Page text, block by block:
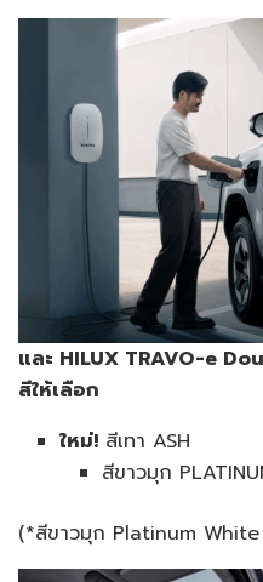
และ HILUX TRAVO-e
สีให้เลือก
ใหม่! สีเทา ASH
สีขาวมุก
(*สีขาวมุก Platinum